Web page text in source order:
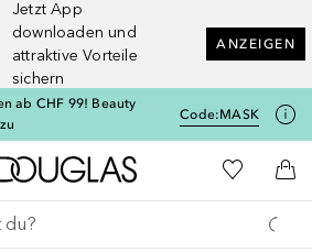
Jetzt App
downloaden und
attraktive Vorteile
sichern
ANZEIGEN
ab CHF 99! Beauty
Code:MASK
Zur Douglas Startseite
Zu Meiner